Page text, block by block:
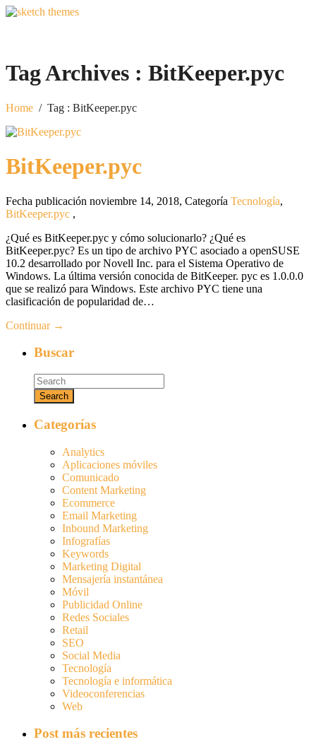
Tag Archives : BitKeeper.pyc
Home / Tag : BitKeeper.pyc
BitKeeper.pyc
Fecha publicación noviembre 14, 2018, Categoría Tecnología,
BitKeeper.pyc ,
¿Qué es BitKeeper.pyc y cómo solucionarlo? ¿Qué es
BitKeeper.pyc? Es un tipo de archivo PYC asociado a openSUSE
10.2 desarrollado por Novell Inc. para el Sistema Operativo de
Windows. La última versión conocida de BitKeeper. pyc es 1.0.0.0
que se realizó para Windows. Este archivo PYC tiene una
clasificación de popularidad de…
Continuar →
Buscar
Categorías
Analytics
Aplicaciones móviles
Comunicado
Content Marketing
Ecommerce
Email Marketing
Inbound Marketing
Infografías
Keywords
Marketing Digital
Mensajería instantánea
Móvil
Publicidad Online
Redes Sociales
Retail
SEO
Social Media
Tecnología
Tecnología e informática
Videoconferencias
Web
Post más recientes